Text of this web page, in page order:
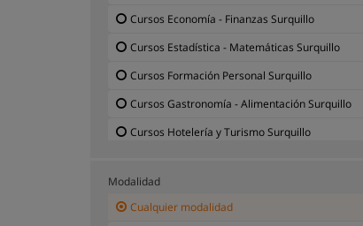
Cursos Economía - Finanzas Surquillo
Cursos Estadística - Matemáticas Surquillo
Cursos Formación Personal Surquillo
Cursos Gastronomía - Alimentación Surquillo
Cursos Hotelería y Turismo Surquillo
Cursos Marketing - Publicidad Surquillo
Cursos Psicología - Salud Mental Surquillo
Modalidad
Cualquier modalidad